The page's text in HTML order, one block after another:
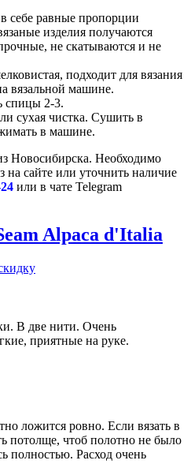
себе равные пропорции
изделия получаются
не скатываются и не
подходит для вязания
вязальной машине.
спицы 2-3.
сухая чистка. Сушить в
в машине.
Новосибирска. Необходимо
на сайте или уточнить наличие
или в чате Telegram
Alpaca d'Italia
В две нити. Очень
приятные на руке.
ложится ровно. Если вязать в
потолще, чтоб полотно не было
полностью. Расход очень